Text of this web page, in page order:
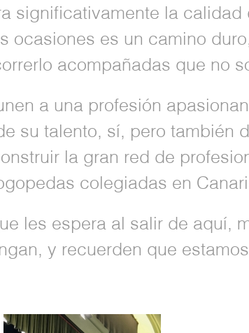
significativamente la calidad
ocasiones es un camino
acompañadas que no
a una profesión
su talento, sí, pero también
la gran red de
colegiadas en
les espera al salir de aquí,
y recuerden que